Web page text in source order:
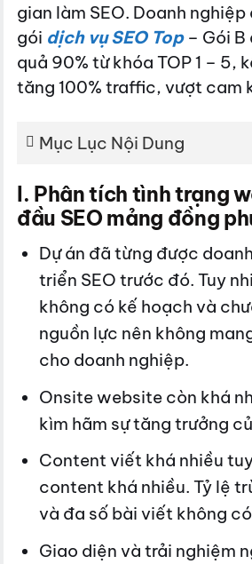
gian làm SEO. Doanh
gói dịch vụ SEO Top– Gói B
quả 90% từ khóa TOP 1 – 5,
tăng 100% traffic, vượt cam
Mục Lục Nội Dung
I. Phân tích tình trạng
đầu SEO mảng đồng
Dự án đã từng được
triển SEO trước đó. Tuy
không có kế hoạch và
nguồn lực nên không
cho doanh nghiệp.
Onsite website còn khá
kìm hãm sự tăng trưởng
Content viết khá nhiều
content khá nhiều. Tỷ lệ
và đa số bài viết không
Giao diện và trải nghiệm